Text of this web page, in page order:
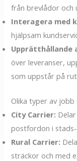
från brevlådor och
Interagera med
hjälpsam
Upprätthållande
över leveranser,
som uppstår på
Olika typer av
City Carrier:
postfordon i
Rural Carrier:
sträckor och med